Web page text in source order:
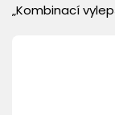
„Kombinací